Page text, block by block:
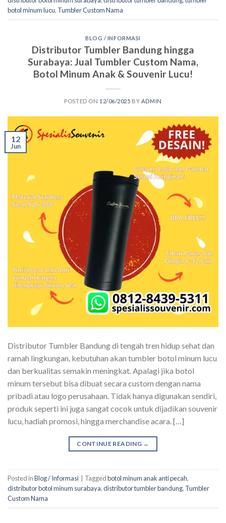
botol minum lucu, Tumbler Custom Nama
BLOG / INFORMASI
Distributor Tumbler Bandung hingga
Surabaya: Jual Tumbler Custom Nama,
Botol Minum Anak & Souvenir Lucu!
POSTED ON 12/06/2025 BY ADMIN
12
Jun
Distributor Tumbler Bandung di tengah tren hidup sehat dan
ramah lingkungan, kebutuhan akan tumbler botol minum lucu
dan berkualitas semakin meningkat. Apalagi jika botol
minum tersebut bisa dibuat secara custom dengan nama
pribadi atau logo perusahaan. Tidak hanya digunakan sendiri,
produk seperti ini juga sangat cocok untuk dijadikan souvenir
lucu, hadiah promosi, hingga merchandise acara. […]
CONTINUE READING →
Posted inBlog / Informasi Taggedbotol minum anak anti pecah,
distributor botol minum surabaya,distributor tumbler bandung, Tumbler
Custom Nama